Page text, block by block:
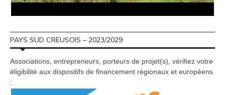
PAYS SUD CREUSOIS – 2023/2029
Associations, entrepreneurs, porteurs de projet(s), vérifiez votre
éligibilité aux dispositifs de financement régionaux et européens
: